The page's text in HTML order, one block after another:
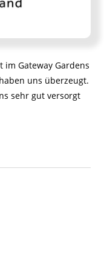
Gateway Gardens
uns überzeugt.
sehr gut versorgt